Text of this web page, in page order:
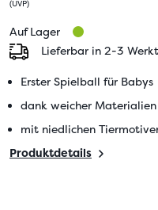
(UVP)
Auf Lager
Lieferbar in 2-3
Erster Spielball für Babys
dank weicher
mit niedlichen
Produktdetails